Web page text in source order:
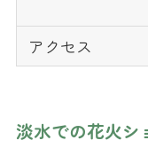
アクセス
淡水での花火シ